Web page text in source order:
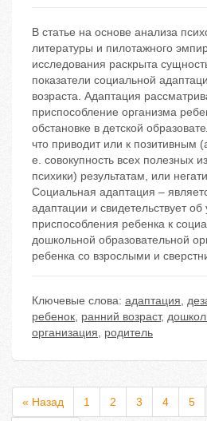
В статье на основе анализа
литературы и пилотажного
исследования раскрыта
показатели социальной
возраста. Адаптация
приспособление организма
обстановке в детской
что приводит или к позитивным
е. совокупность всех полезных
психики) результатам, или
Социальная адаптация –
адаптации и свидетельствует об
приспособления ребенка к
дошкольной образовательной
ребенка со взрослыми и
Ключевые слова: адаптация,
ребенок, ранний возраст,
организация, родитель
« Назад 1 2 3 4 5